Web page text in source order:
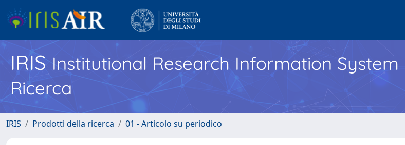
IRISInstitutional Research Information System
Ricerca
IRIS Prodotti della ricerca 01 - Articolo su periodico